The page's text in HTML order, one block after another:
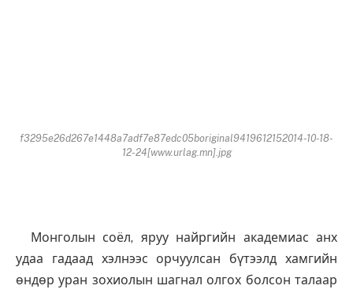
f3295e26d267e1448a7adf7e87edc05boriginal9419612152014-10-18-
12-24[www.urlag.mn].jpg
Монголын соёл, яруу найргийн академиас анх
удаа гадаад хэлнээс орчуулсан бүтээлд хамгийн
өндөр уран зохиолын шагнал олгох болсон талаар